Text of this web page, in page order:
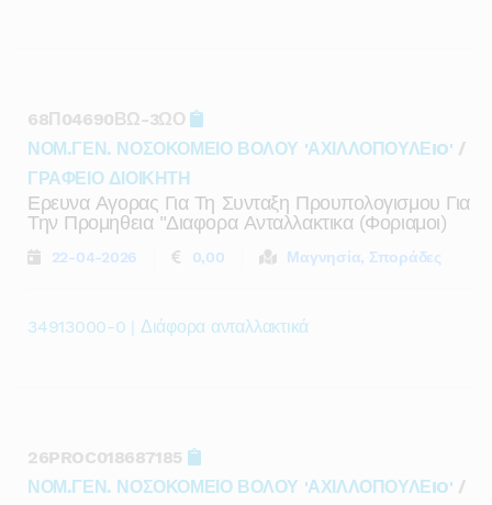
68Π04690ΒΩ-3ΩΟ
ΝΟΜ.ΓΕΝ. ΝΟΣΟΚΟΜΕΙΟ ΒΟΛΟΥ 'ΑΧΙΛΛΟΠΟΥΛΕIO' /
ΓΡΑΦΕΙΟ ΔΙΟΙΚΗΤΗ
Ερευνα Αγορας Για Τη Συνταξη Προυπολογισμου Για
Την Προμηθεια "διαφορα Ανταλλακτικα (φοριαμοι)
22-04-2026 0,00 Μαγνησία, Σποράδες
34913000-0 | Διάφορα ανταλλακτικά
26PROC018687185
ΝΟΜ.ΓΕΝ. ΝΟΣΟΚΟΜΕΙΟ ΒΟΛΟΥ 'ΑΧΙΛΛΟΠΟΥΛΕIO' /